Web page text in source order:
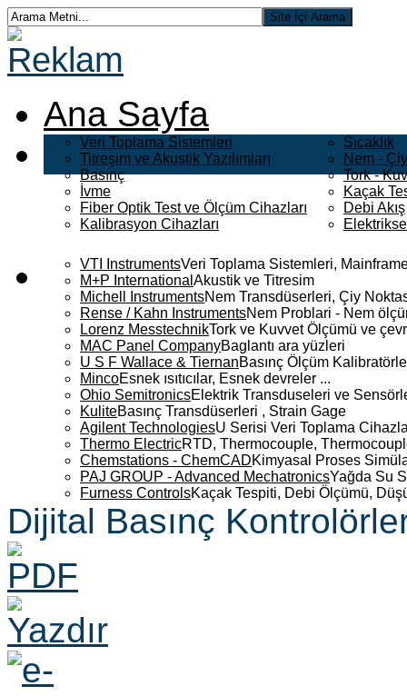
Ana Sayfa
Veri Toplama Sistemleri
Titreşim ve Akustik Yazılımları
Basınç
İvme
Fiber Optik Test ve Ölçüm Cihazları
Kalibrasyon Cihazları
Sıcaklık
Nem -
Tork -
Kaçak
Debi Akış
VTI InstrumentsVeri Toplama Sistemleri,
M+P International Akustik ve Titresim
Michell InstrumentsNem Transdüserleri, Çiy
Rense / Kahn InstrumentsNem Problari - Nem
Lorenz MesstechnikTork ve Kuvvet Ölçümü ve
MAC Panel CompanyBaglantı ara yüzleri
U S F Wallace & TiernanBasınç Ölçüm
MincoEsnek ısıtıcılar, Esnek devreler ...
Ohio SemitronicsElektrik Transduseleri ve
KuliteBasınç Transdüserleri , Strain Gage
Agilent TechnologiesU Serisi Veri Toplama
Thermo ElectricRTD, Thermocouple,
Chemstations - ChemCADKimyasal Proses
PAJ GROUP - Advanced MechatronicsYağda Su
Furness ControlsKaçak Tespiti, Debi Ölçümü,
Dijital Basınç